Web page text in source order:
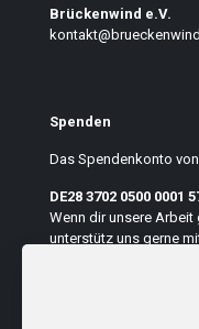
Brückenwind e.V.
Spenden
Das Spendenkonto
DE28 3702 0500 0001
Wenn dir unsere Arbeit
unterstütz uns gerne